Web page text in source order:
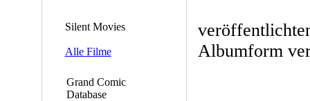
Silent Movies
Alle Filme
Grand Comic
Database
Albumform